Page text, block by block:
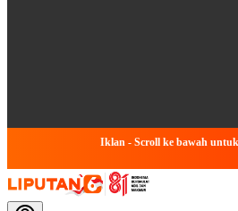
Iklan - Scroll ke bawah